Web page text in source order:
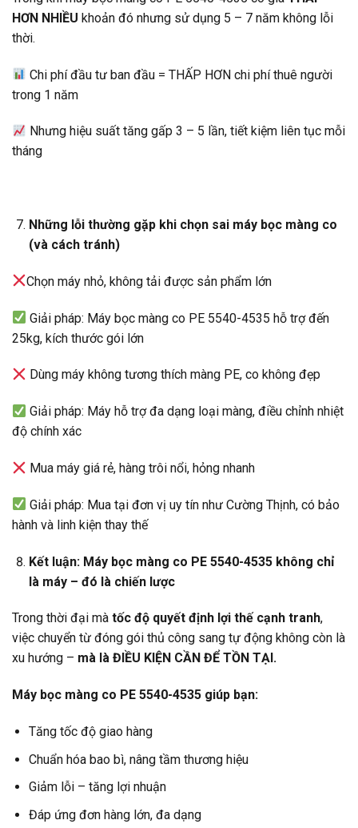
HƠN NHIỀU khoản đó nhưng sử dụng 5 – 7 năm không lỗi
thời.
Chi phí đầu tư ban đầu = THẤP HƠN chi phí thuê người
trong 1 năm
Nhưng hiệu suất tăng gấp 3 – 5 lần, tiết kiệm liên tục mỗi
tháng
Những lỗi thường gặp khi chọn sai máy bọc màng co
(và cách tránh)
Chọn máy nhỏ, không tải được sản phẩm lớn
Giải pháp: Máy bọc màng co PE 5540-4535 hỗ trợ đến
25kg, kích thước gói lớn
Dùng máy không tương thích màng PE, co không đẹp
Giải pháp: Máy hỗ trợ đa dạng loại màng, điều chỉnh nhiệt
độ chính xác
Mua máy giá rẻ, hàng trôi nổi, hỏng nhanh
Giải pháp: Mua tại đơn vị uy tín như Cường Thịnh, có bảo
hành và linh kiện thay thế
Kết luận: Máy bọc màng co PE 5540-4535 không chỉ
là máy – đó là chiến lược
Trong thời đại mà tốc độ quyết định lợi thế cạnh tranh,
việc chuyển từ đóng gói thủ công sang tự động không còn là
xu hướng – mà là ĐIỀU KIỆN CẦN ĐỂ TỒN TẠI.
Máy bọc màng co PE 5540-4535 giúp bạn:
Tăng tốc độ giao hàng
Chuẩn hóa bao bì, nâng tầm thương hiệu
Giảm lỗi – tăng lợi nhuận
Đáp ứng đơn hàng lớn, đa dạng